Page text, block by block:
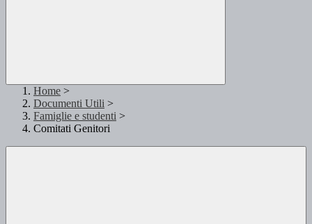
Home >
Documenti Utili >
Famiglie e studenti >
Comitati Genitori